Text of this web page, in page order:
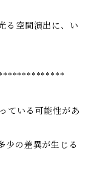
る空間演出に、い
ている可能性があ
少の差異が生じる